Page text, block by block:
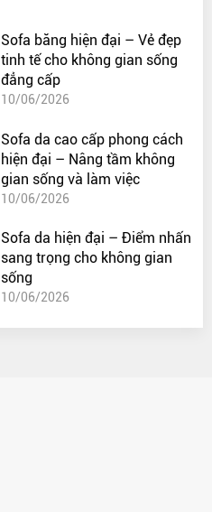
Sofa băng hiện đại – Vẻ đẹp
tinh tế cho không gian sống
đẳng cấp
10/06/2026
Sofa da cao cấp phong cách
hiện đại – Nâng tầm không
gian sống và làm việc
10/06/2026
Sofa da hiện đại – Điểm nhấn
sang trọng cho không gian
sống
10/06/2026